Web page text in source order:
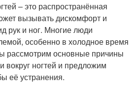
– это распространённая
вызывать дискомфорт и
рук и ног. Многие люди
особенно в холодное время
рассмотрим основные причины
вокруг ногтей и предложим
её устранения.